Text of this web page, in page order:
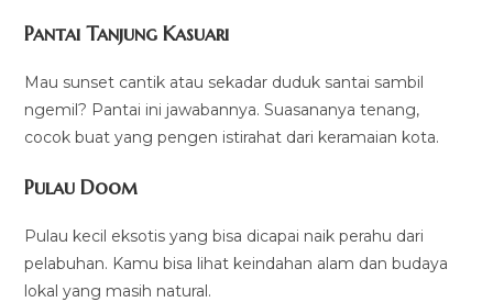
Pantai Tanjung Kasuari
Mau sunset cantik atau sekadar duduk santai sambil
ngemil? Pantai ini jawabannya. Suasananya tenang,
cocok buat yang pengen istirahat dari keramaian kota.
Pulau Doom
Pulau kecil eksotis yang bisa dicapai naik perahu dari
pelabuhan. Kamu bisa lihat keindahan alam dan budaya
lokal yang masih natural.